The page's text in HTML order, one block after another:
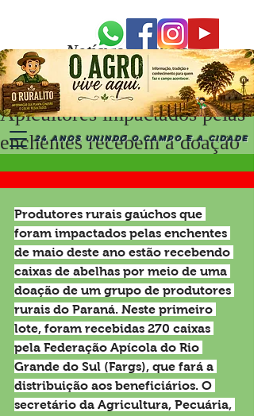
24 ANOS UNINDO O CAMPO E A CIDADE
Notícias Recentes
Apicultores impactados pelas
enchentes recebem a doação
de 270 caixas de abelha
Produtores rurais gaúchos que
foram impactados pelas enchentes
de maio deste ano estão recebendo
caixas de abelhas por meio de uma
doação de um grupo de produtores
rurais do Paraná. Neste primeiro
lote, foram recebidas 270 caixas
pela Federação Apícola do Rio
Grande do Sul (Fargs), que fará a
distribuição aos beneficiários. O
secretário da Agricultura, Pecuária,